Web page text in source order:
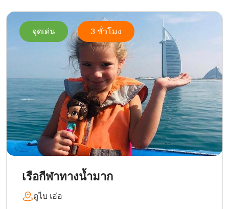
จุดเด่น 3 ชั่วโมง
เรือกีฬาทางน้ำมาก
ดูไบ เอ่อ